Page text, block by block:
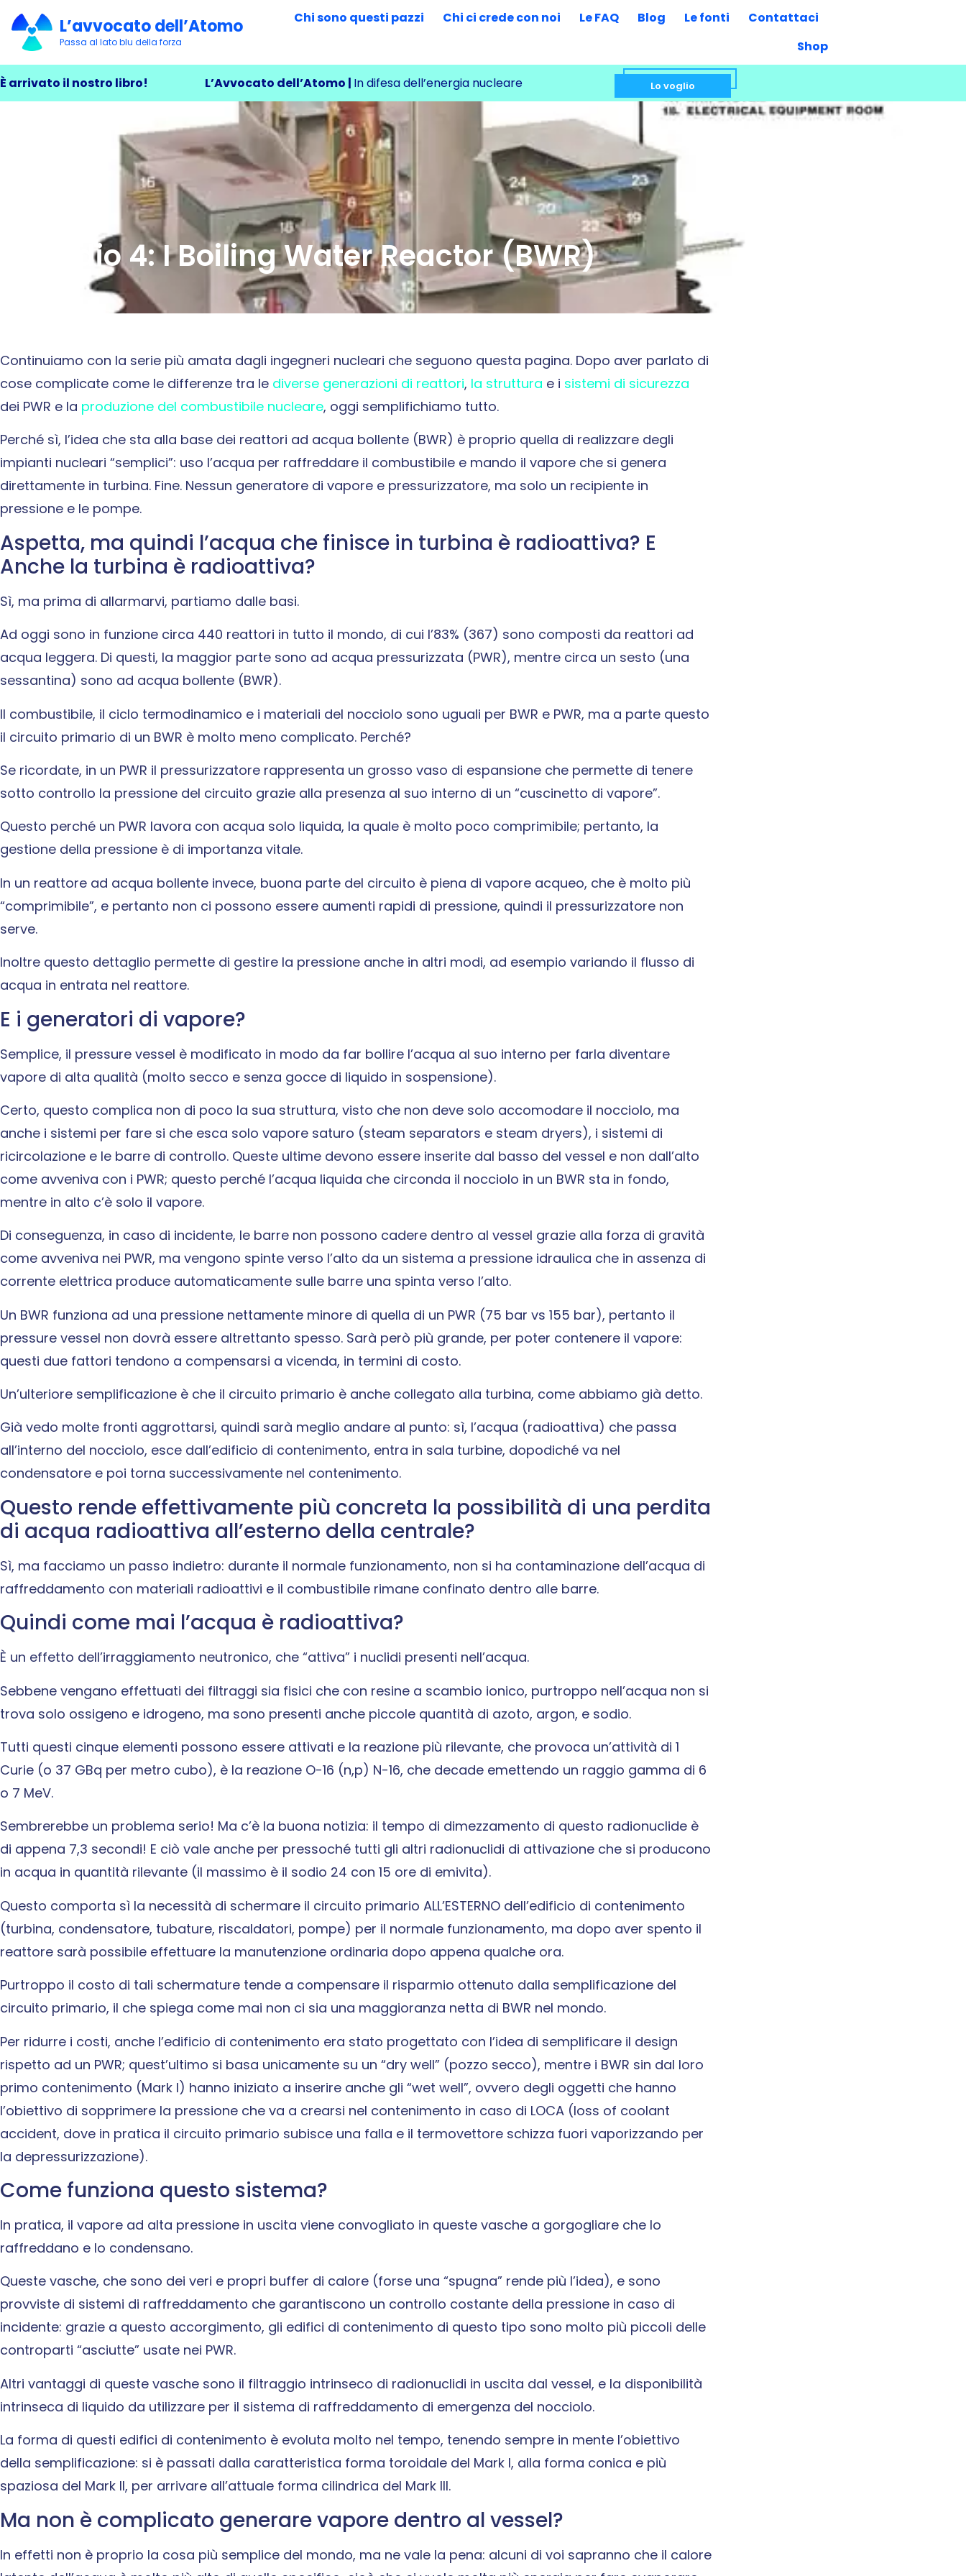
L’avvocato dell’Atomo
Passa al lato blu della forza
Chi sono questi pazzi Chi ci crede con noi Le FAQ Blog Le fonti
Contattaci
Shop
È arrivato il nostro libro! L’Avvocato dell’Atomo | In difesa dell’energia nucleare Lo voglio
Episodio 4: I Boiling Water Reactor (BWR)
Continuiamo con la serie più amata dagli ingegneri nucleari che seguono questa pagina. Dopo aver parlato di
cose complicate come le differenze tra le diverse generazioni di reattori, la struttura e i sistemi di sicurezza
dei PWR e la produzione del combustibile nucleare, oggi semplifichiamo tutto.
Perché sì, l’idea che sta alla base dei reattori ad acqua bollente (BWR) è proprio quella di realizzare degli
impianti nucleari “semplici”: uso l’acqua per raffreddare il combustibile e mando il vapore che si genera
direttamente in turbina. Fine. Nessun generatore di vapore e pressurizzatore, ma solo un recipiente in
pressione e le pompe.
Aspetta, ma quindi l’acqua che finisce in turbina è radioattiva? E
Anche la turbina è radioattiva?
Sì, ma prima di allarmarvi, partiamo dalle basi.
Ad oggi sono in funzione circa 440 reattori in tutto il mondo, di cui l’83% (367) sono composti da reattori ad
acqua leggera. Di questi, la maggior parte sono ad acqua pressurizzata (PWR), mentre circa un sesto (una
sessantina) sono ad acqua bollente (BWR).
Il combustibile, il ciclo termodinamico e i materiali del nocciolo sono uguali per BWR e PWR, ma a parte questo
il circuito primario di un BWR è molto meno complicato. Perché?
Se ricordate, in un PWR il pressurizzatore rappresenta un grosso vaso di espansione che permette di tenere
sotto controllo la pressione del circuito grazie alla presenza al suo interno di un “cuscinetto di vapore”.
Questo perché un PWR lavora con acqua solo liquida, la quale è molto poco comprimibile; pertanto, la
gestione della pressione è di importanza vitale.
In un reattore ad acqua bollente invece, buona parte del circuito è piena di vapore acqueo, che è molto più
“comprimibile”, e pertanto non ci possono essere aumenti rapidi di pressione, quindi il pressurizzatore non
serve.
Inoltre questo dettaglio permette di gestire la pressione anche in altri modi, ad esempio variando il flusso di
acqua in entrata nel reattore.
E i generatori di vapore?
Semplice, il pressure vessel è modificato in modo da far bollire l’acqua al suo interno per farla diventare
vapore di alta qualità (molto secco e senza gocce di liquido in sospensione).
Certo, questo complica non di poco la sua struttura, visto che non deve solo accomodare il nocciolo, ma
anche i sistemi per fare si che esca solo vapore saturo (steam separators e steam dryers), i sistemi di
ricircolazione e le barre di controllo. Queste ultime devono essere inserite dal basso del vessel e non dall’alto
come avveniva con i PWR; questo perché l’acqua liquida che circonda il nocciolo in un BWR sta in fondo,
mentre in alto c’è solo il vapore.
Di conseguenza, in caso di incidente, le barre non possono cadere dentro al vessel grazie alla forza di gravità
come avveniva nei PWR, ma vengono spinte verso l’alto da un sistema a pressione idraulica che in assenza di
corrente elettrica produce automaticamente sulle barre una spinta verso l’alto.
Un BWR funziona ad una pressione nettamente minore di quella di un PWR (75 bar vs 155 bar), pertanto il
pressure vessel non dovrà essere altrettanto spesso. Sarà però più grande, per poter contenere il vapore:
questi due fattori tendono a compensarsi a vicenda, in termini di costo.
Un’ulteriore semplificazione è che il circuito primario è anche collegato alla turbina, come abbiamo già detto.
Già vedo molte fronti aggrottarsi, quindi sarà meglio andare al punto: sì, l’acqua (radioattiva) che passa
all’interno del nocciolo, esce dall’edificio di contenimento, entra in sala turbine, dopodiché va nel
condensatore e poi torna successivamente nel contenimento.
Questo rende effettivamente più concreta la possibilità di una perdita
di acqua radioattiva all’esterno della centrale?
Sì, ma facciamo un passo indietro: durante il normale funzionamento, non si ha contaminazione dell’acqua di
raffreddamento con materiali radioattivi e il combustibile rimane confinato dentro alle barre.
Quindi come mai l’acqua è radioattiva?
È un effetto dell’irraggiamento neutronico, che “attiva” i nuclidi presenti nell’acqua.
Sebbene vengano effettuati dei filtraggi sia fisici che con resine a scambio ionico, purtroppo nell’acqua non si
trova solo ossigeno e idrogeno, ma sono presenti anche piccole quantità di azoto, argon, e sodio.
Tutti questi cinque elementi possono essere attivati e la reazione più rilevante, che provoca un’attività di 1
Curie (o 37 GBq per metro cubo), è la reazione O-16 (n,p) N-16, che decade emettendo un raggio gamma di 6
o 7 MeV.
Sembrerebbe un problema serio! Ma c’è la buona notizia: il tempo di dimezzamento di questo radionuclide è
di appena 7,3 secondi! E ciò vale anche per pressoché tutti gli altri radionuclidi di attivazione che si producono
in acqua in quantità rilevante (il massimo è il sodio 24 con 15 ore di emivita).
Questo comporta sì la necessità di schermare il circuito primario ALL’ESTERNO dell’edificio di contenimento
(turbina, condensatore, tubature, riscaldatori, pompe) per il normale funzionamento, ma dopo aver spento il
reattore sarà possibile effettuare la manutenzione ordinaria dopo appena qualche ora.
Purtroppo il costo di tali schermature tende a compensare il risparmio ottenuto dalla semplificazione del
circuito primario, il che spiega come mai non ci sia una maggioranza netta di BWR nel mondo.
Per ridurre i costi, anche l’edificio di contenimento era stato progettato con l’idea di semplificare il design
rispetto ad un PWR; quest’ultimo si basa unicamente su un “dry well” (pozzo secco), mentre i BWR sin dal loro
primo contenimento (Mark I) hanno iniziato a inserire anche gli “wet well”, ovvero degli oggetti che hanno
l’obiettivo di sopprimere la pressione che va a crearsi nel contenimento in caso di LOCA (loss of coolant
accident, dove in pratica il circuito primario subisce una falla e il termovettore schizza fuori vaporizzando per
la depressurizzazione).
Come funziona questo sistema?
In pratica, il vapore ad alta pressione in uscita viene convogliato in queste vasche a gorgogliare che lo
raffreddano e lo condensano.
Queste vasche, che sono dei veri e propri buffer di calore (forse una “spugna” rende più l’idea), e sono
provviste di sistemi di raffreddamento che garantiscono un controllo costante della pressione in caso di
incidente: grazie a questo accorgimento, gli edifici di contenimento di questo tipo sono molto più piccoli delle
controparti “asciutte” usate nei PWR.
Altri vantaggi di queste vasche sono il filtraggio intrinseco di radionuclidi in uscita dal vessel, e la disponibilità
intrinseca di liquido da utilizzare per il sistema di raffreddamento di emergenza del nocciolo.
La forma di questi edifici di contenimento è evoluta molto nel tempo, tenendo sempre in mente l’obiettivo
della semplificazione: si è passati dalla caratteristica forma toroidale del Mark I, alla forma conica e più
spaziosa del Mark II, per arrivare all’attuale forma cilindrica del Mark III.
Ma non è complicato generare vapore dentro al vessel?
In effetti non è proprio la cosa più semplice del mondo, ma ne vale la pena: alcuni di voi sapranno che il calore